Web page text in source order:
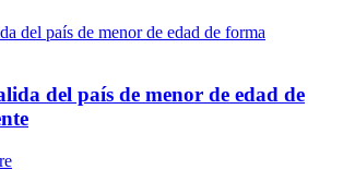
del país de menor de edad de